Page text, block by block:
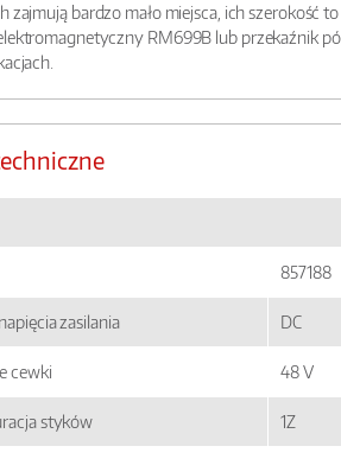
zajmują bardzo mało miejsca, ich
RM699B lub przekaźnik
857188
zasilania DC
cewki 48 V
styków 1Z